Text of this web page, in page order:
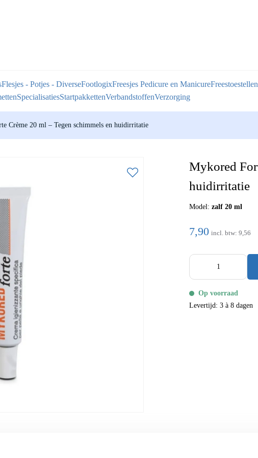
Flesjes - Potjes - DiverseFootlogixFreesjes Pedicure en ManicureFreestoestellen
SpecialisatiesStartpakkettenVerbandstoffenVerzorging
Crème 20 ml – Tegen schimmels en huidirritatie
Mykored
huidirritatie
Model:zalf 20 ml
7,90 incl. btw:9,56
Op voorraad
Levertijd: 3 à 8 dagen